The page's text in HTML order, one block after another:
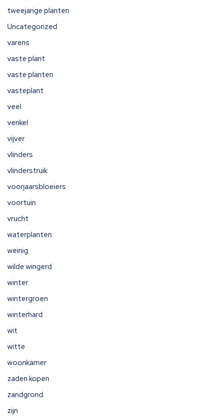
tweejarige planten
Uncategorized
varens
vaste plant
vaste planten
vasteplant
veel
venkel
vijver
vlinders
vlinderstruik
voorjaarsbloeiers
voortuin
vrucht
waterplanten
weinig
wilde wingerd
winter
wintergroen
winterhard
wit
witte
woonkamer
zaden kopen
zandgrond
zijn